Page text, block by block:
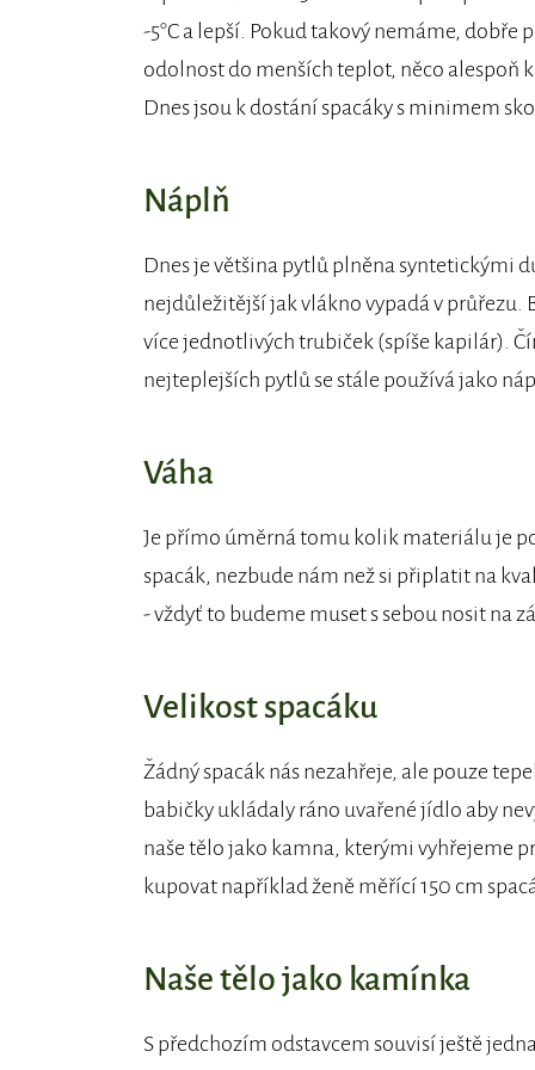
-5°C a lepší. Pokud takový nemáme,
odolnost do menších teplot, něco alespoň
Dnes jsou k dostání spacáky s minimem
Náplň
Dnes je většina pytlů plněna syntetickými
nejdůležitější jak vlákno vypadá v průřezu.
více jednotlivých trubiček (spíše kapilár).
nejteplejších pytlů se stále používá jako
Váha
Je přímo úměrná tomu kolik materiálu je
spacák, nezbude nám než si připlatit na
- vždyť to budeme muset s sebou nosit na
Velikost spacáku
Žádný spacák nás nezahřeje, ale pouze
babičky ukládaly ráno uvařené jídlo aby
naše tělo jako kamna, kterými vyhřejeme
kupovat například ženě měřící 150 cm
Naše tělo jako kamínka
S předchozím odstavcem souvisí ještě